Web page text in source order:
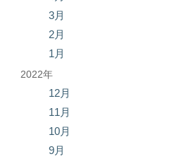
3月
2月
1月
2022年
12月
11月
10月
9月